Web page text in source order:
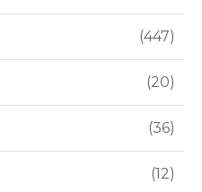
447
20
36
12